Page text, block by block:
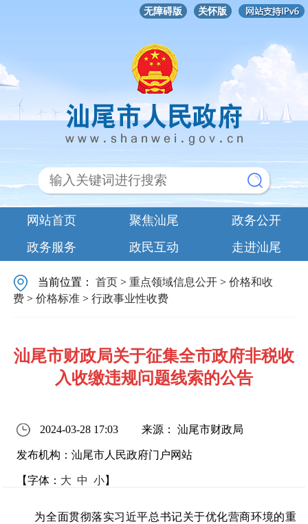
无障碍版 关怀版
网站首页 聚焦汕尾
政务公开
政务服务
政民互动 走进汕尾
当前位置：首页 >重点领域信息公开 >价格和收
费 >价格标准 >行政事业性收费
汕尾市财政局关于征集全市政府非税收
入收缴违规问题线索的公告
2024-03-28 17:03 来源： 汕尾市财政局
发布机构：汕尾市人民政府门户网站
【字体： 大 中 小】
为全面贯彻落实习近平总书记关于优化营商环境的重